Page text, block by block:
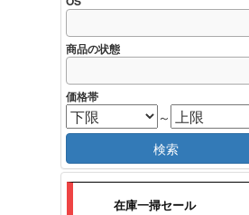
商品の状態
価格帯
～
検索
在庫一掃セール